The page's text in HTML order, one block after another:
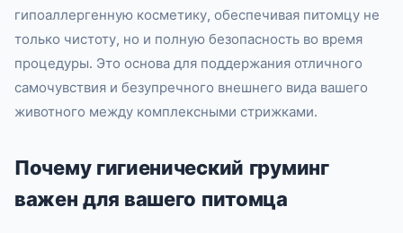
гипоаллергенную косметику, обеспечивая питомцу не
только чистоту, но и полную безопасность во время
процедуры. Это основа для поддержания отличного
самочувствия и безупречного внешнего вида вашего
животного между комплексными стрижками.
Почему гигиенический груминг
важен для вашего питомца